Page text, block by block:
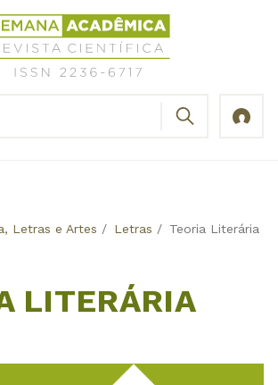
Letras e Artes / Letras / Teoria Literária
LITERÁRIA